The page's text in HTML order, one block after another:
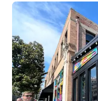
vous pouvez imaginer. Je
changements dans la
partager mon espace de
incroyables et la maison
du centre de co